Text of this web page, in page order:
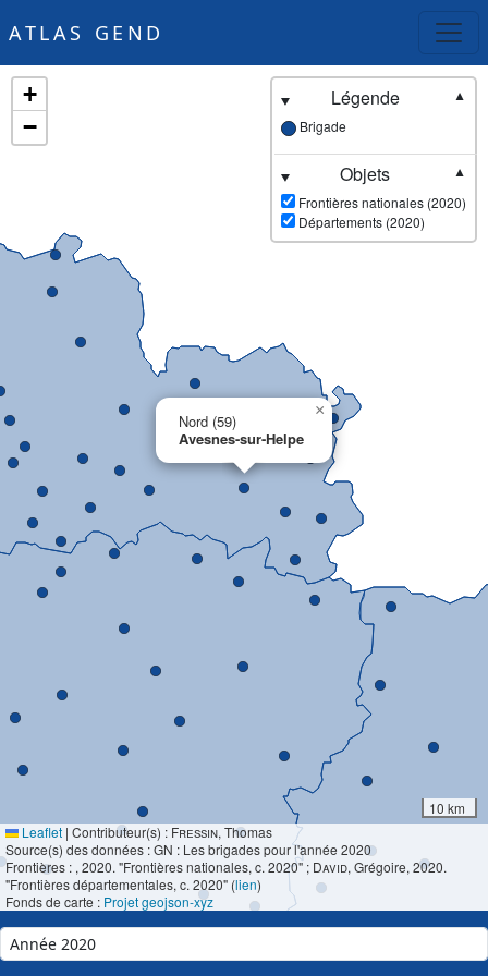
ATLAS GEND
Nord (59)
Avesnes-sur-Helpe
×
+
−
Légende
▼
Brigade
Objets
▼
Frontières nationales (2020)
Départements (2020)
10 km
Leaflet | Contributeur(s) : Fressin, Thomas
Source(s) des données : GN : Les brigades pour l'année 2020
Frontières : , 2020. "Frontières nationales, c. 2020" ; David, Grégoire, 2020.
"Frontières départementales, c. 2020" (lien)
Fonds de carte : Projet geojson-xyz